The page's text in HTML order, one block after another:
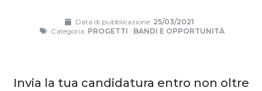
Data di pubblicazione: 25/03/2021
Categoria: PROGETTI · BANDI E OPPORTUNITÀ
Invia la tua candidatura entro non oltre